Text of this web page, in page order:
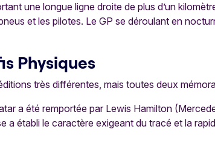
une longue ligne droite de plus d’un
et les pilotes. Le GP se déroulant en
Physiques
très différentes, mais toutes deux
a été remportée par Lewis Hamilton
établi le caractère exigeant du tracé et la